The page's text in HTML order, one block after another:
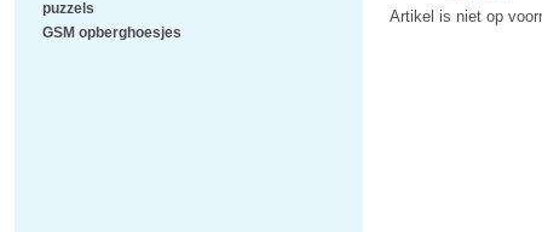
Artikel is niet op
puzzels
GSM opberghoesjes